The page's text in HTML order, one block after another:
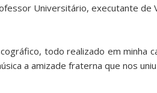
Universitário, executante de
todo realizado em minha
a amizade fraterna que nos